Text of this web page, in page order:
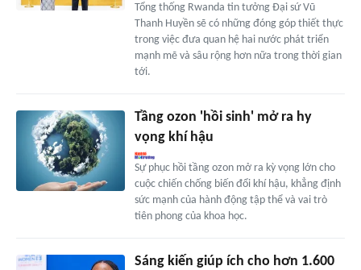
Tổng thống Rwanda tin tưởng Đại sứ Vũ
Thanh Huyền sẽ có những đóng góp thiết thực
trong việc đưa quan hệ hai nước phát triển
mạnh mẽ và sâu rộng hơn nữa trong thời gian
tới.
Tầng ozon 'hồi sinh' mở ra hy
vọng khí hậu
Sự phục hồi tầng ozon mở ra kỳ vọng lớn cho
cuộc chiến chống biến đổi khí hậu, khẳng định
sức mạnh của hành động tập thể và vai trò
tiên phong của khoa học.
Sáng kiến giúp ích cho hơn 1.600